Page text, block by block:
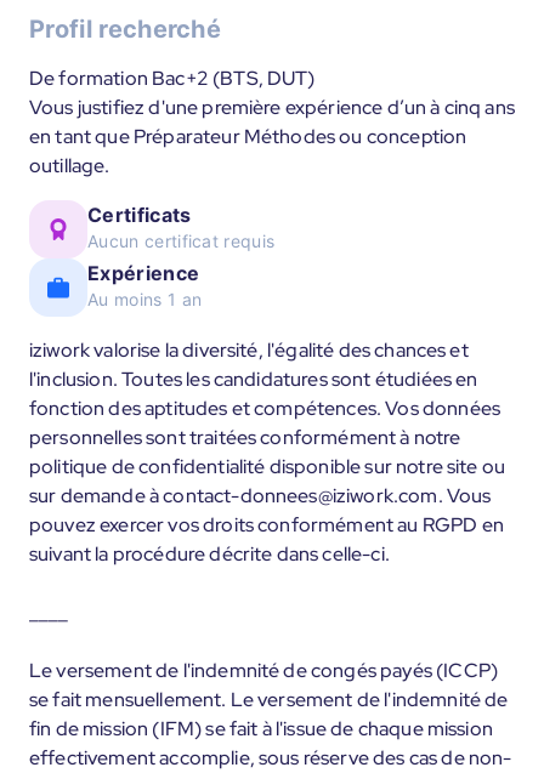
Profil recherché
De formation Bac+2 (BTS, DUT)
Vous justifiez d'une première expérience d’un à cinq ans
en tant que Préparateur Méthodes ou conception
outillage.
Certificats
Aucun certificat requis
Expérience
Au moins 1 an
iziwork valorise la diversité, l'égalité des chances et
l'inclusion. Toutes les candidatures sont étudiées en
fonction des aptitudes et compétences. Vos données
personnelles sont traitées conformément à notre
politique de confidentialité disponible sur notre site ou
sur demande à contact-donnees@iziwork.com. Vous
pouvez exercer vos droits conformément au RGPD en
suivant la procédure décrite dans celle-ci.
Le versement de l'indemnité de congés payés (ICCP)
se fait mensuellement. Le versement de l'indemnité de
fin de mission (IFM) se fait à l'issue de chaque mission
effectivement accomplie, sous réserve des cas de non-